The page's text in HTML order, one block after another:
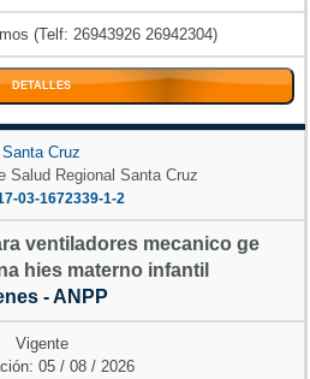
(Telf: 26943926 26942304)
DETALLES
Santa Cruz
Salud Regional Santa Cruz
03-1672339-1-2
ventiladores mecanico ge
hies materno infantil
- ANPP
Vigente
05 / 08 / 2026